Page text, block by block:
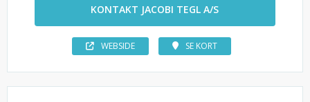
KONTAKT JACOBI TEGL A/S
WEBSIDE SE KORT